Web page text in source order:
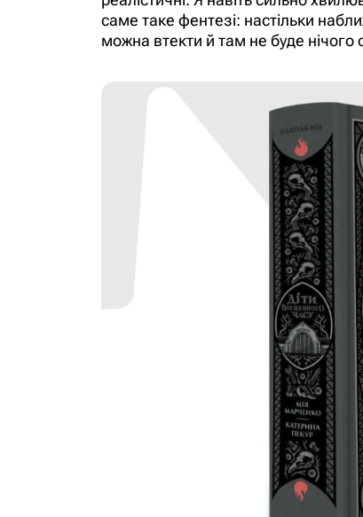
саме таке фентезі: настільки
можна втекти й там не буде нічого